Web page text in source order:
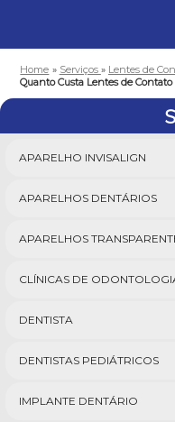
Home » Serviços » Lentes de
Quanto Custa Lentes de
APARELHO INVISALIGN
APARELHOS DENTÁRIOS
APARELHOS
CLÍNICAS DE
DENTISTA
DENTISTAS PEDIÁTRICOS
IMPLANTE DENTÁRIO